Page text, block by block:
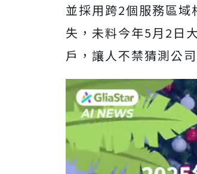
並採用跨2個服務區
失，未料今年5月2日
戶，讓人不禁猜測公